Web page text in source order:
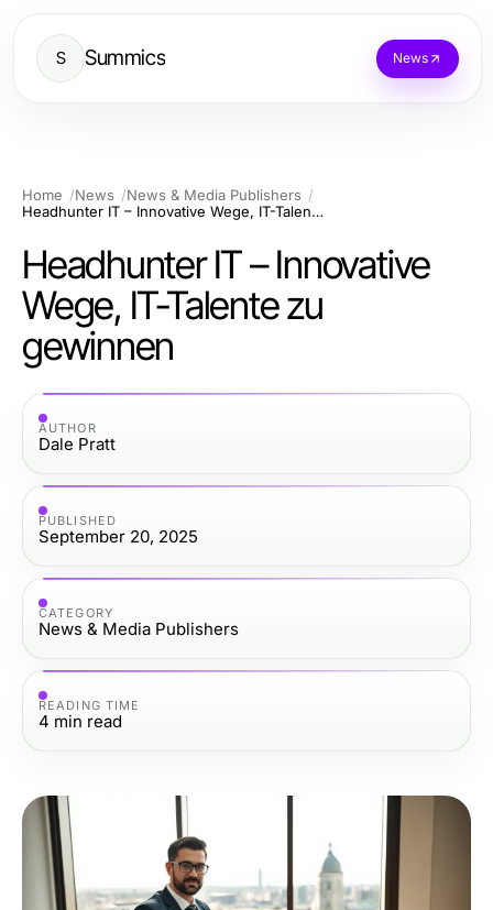
S Summics News
Home News
News & Media Publishers
Headhunter IT – Innovative Wege, IT-Talente zu gewinnen
Headhunter IT – Innovative
Wege, IT-Talente zu
gewinnen
AUTHOR
Dale Pratt
PUBLISHED
September 20, 2025
CATEGORY
News & Media Publishers
READING TIME
4 min read